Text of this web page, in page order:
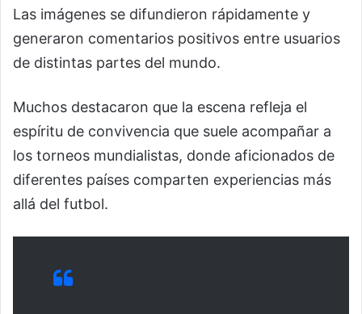
Las imágenes se difundieron rápidamente y
generaron comentarios positivos entre usuarios
de distintas partes del mundo.
Muchos destacaron que la escena refleja el
espíritu de convivencia que suele acompañar a
los torneos mundialistas, donde aficionados de
diferentes países comparten experiencias más
allá del futbol.